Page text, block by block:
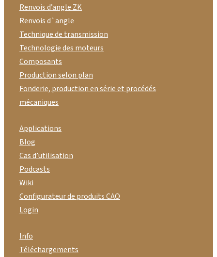
Renvois d’angle ZK
Renvois d`angle
Technique de transmission
Technologie des moteurs
Composants
Production selon plan
Fonderie, production en série et procédés
mécaniques
Applications
Blog
Cas d’utilisation
Podcasts
Wiki
Configurateur de produits CAO
Login
Info
Téléchargements